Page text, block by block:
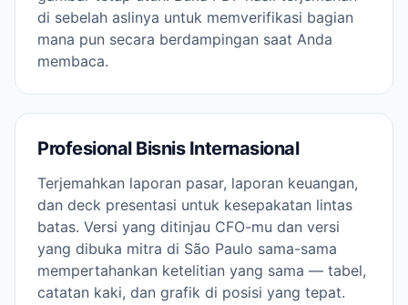
di sebelah aslinya untuk memverifikasi bagian
mana pun secara berdampingan saat Anda
membaca.
Profesional Bisnis Internasional
Terjemahkan laporan pasar, laporan keuangan,
dan deck presentasi untuk kesepakatan lintas
batas. Versi yang ditinjau CFO-mu dan versi
yang dibuka mitra di São Paulo sama-sama
mempertahankan ketelitian yang sama — tabel,
catatan kaki, dan grafik di posisi yang tepat.